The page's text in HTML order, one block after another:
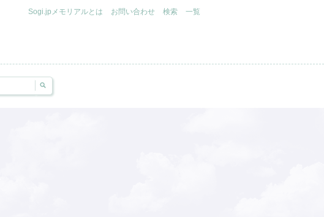
Sogi.jpメモリアルとは お問い合わせ 検索 一覧